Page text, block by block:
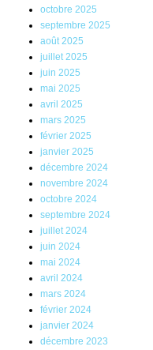
octobre 2025
septembre 2025
août 2025
juillet 2025
juin 2025
mai 2025
avril 2025
mars 2025
février 2025
janvier 2025
décembre 2024
novembre 2024
octobre 2024
septembre 2024
juillet 2024
juin 2024
mai 2024
avril 2024
mars 2024
février 2024
janvier 2024
décembre 2023